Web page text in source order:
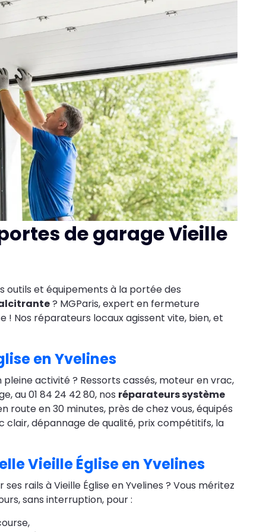
de garage Vieille
outils et équipements à la portée des
? MGParis, expert en fermeture
! Nos réparateurs locaux agissent vite, bien, et
en Yvelines
activité ? Ressorts cassés, moteur en vrac,
au 01 84 24 42 80, nos réparateurs système
route en 30 minutes, près de chez vous, équipés
clair, dépannage de qualité, prix compétitifs, la
Vieille Église en Yvelines
rails à Vieille Église en Yvelines ? Vous méritez
sans interruption, pour :